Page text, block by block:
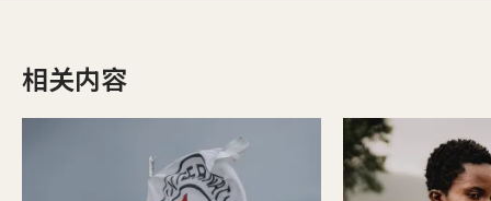
相关内容